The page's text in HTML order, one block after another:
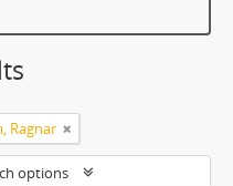
Ragnar
options